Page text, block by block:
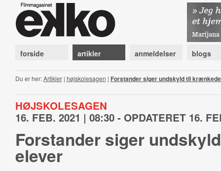
forside artikler anmeldelser blogs
Du er her:Artikler| højskolesagen | Forstander siger undskyld til
HØJSKOLESAGEN
16. FEB. 2021 | 08:30 - OPDATERET 16.
Forstander siger
elever